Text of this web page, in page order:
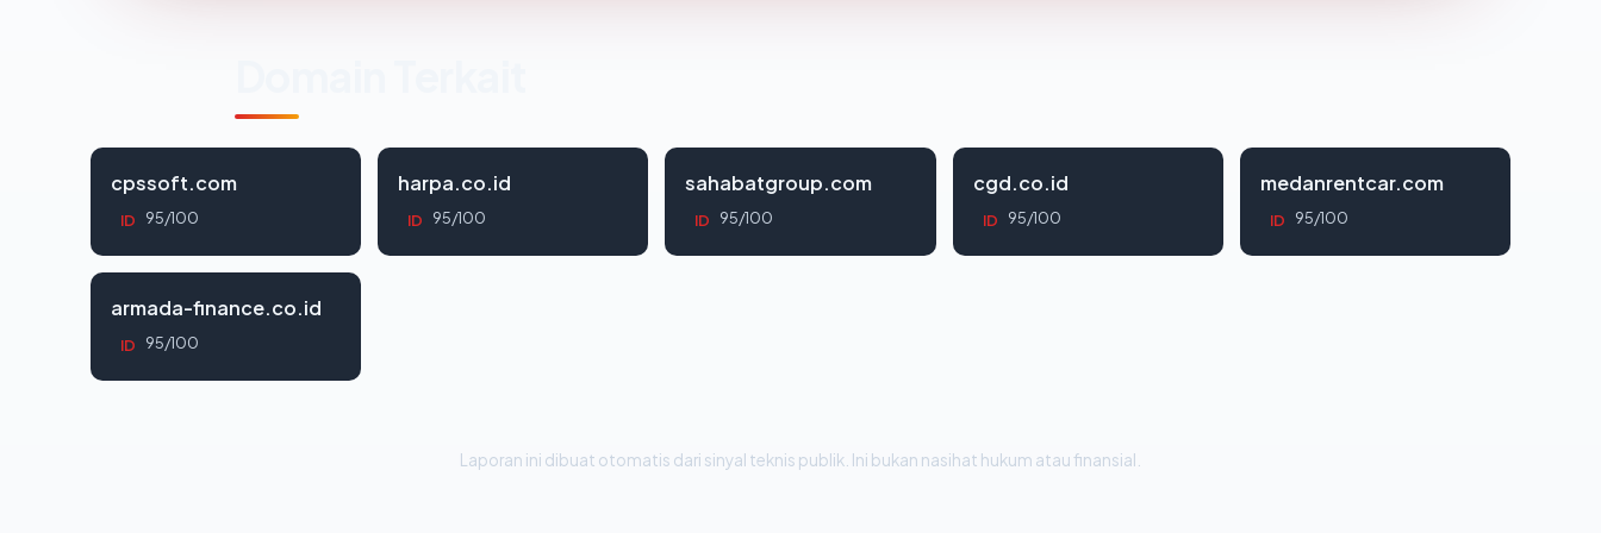
cpssoft.com
ID 95/100
harpa.co.id
ID 95/100
sahabatgroup.com
ID 95/100
cgd.co.id
ID 95/100
medanrentcar.com
ID 95/100
armada-finance.co.id
ID 95/100
Laporan ini dibuat otomatis dari sinyal teknis publik. Ini bukan nasihat hukum atau finansial.